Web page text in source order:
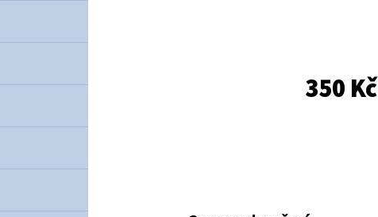
350 Kč